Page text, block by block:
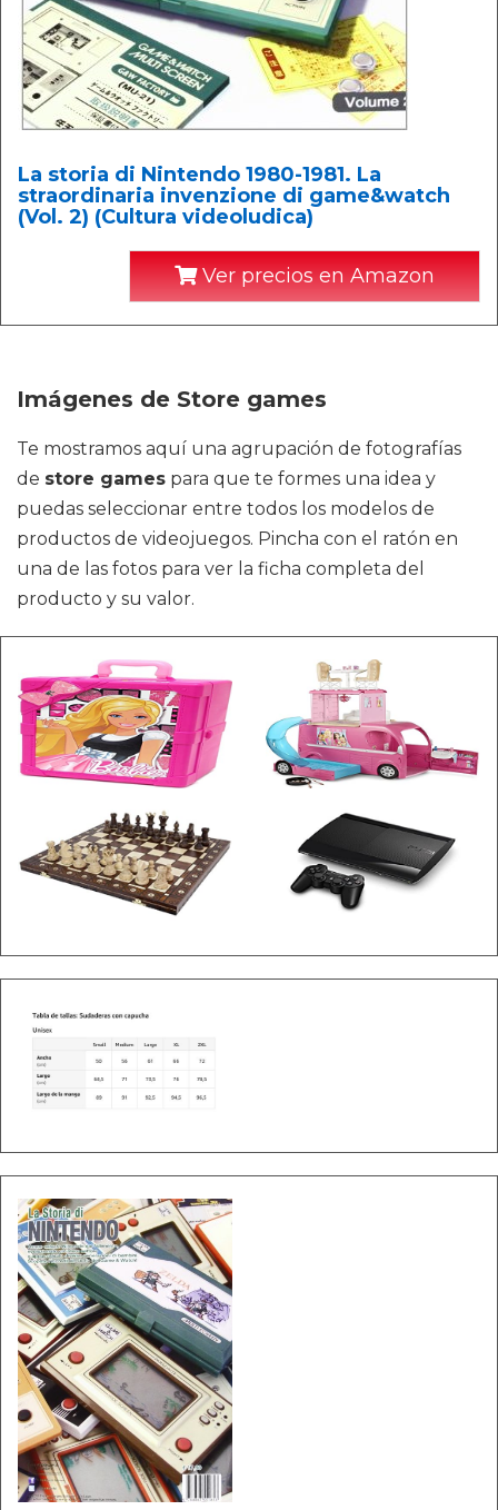
La storia di Nintendo 1980-1981. La
straordinaria invenzione di game&watch
(Vol. 2) (Cultura videoludica)
Ver precios en Amazon
Imágenes de Store games
Te mostramos aquí una agrupación de fotografías
de store games para que te formes una idea y
puedas seleccionar entre todos los modelos de
productos de videojuegos. Pincha con el ratón en
una de las fotos para ver la ficha completa del
producto y su valor.